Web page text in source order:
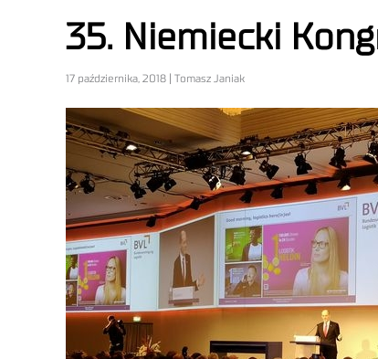
35. Niemiecki
17 października, 2018 | Tomasz Janiak